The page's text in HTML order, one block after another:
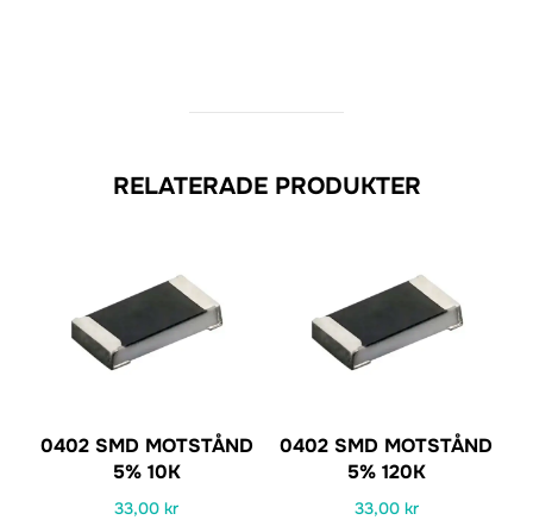
RELATERADE PRODUKTER
0402 SMD MOTSTÅND
5% 10K
33,00kr
0402 SMD MOTSTÅND
5% 120K
33,00 kr